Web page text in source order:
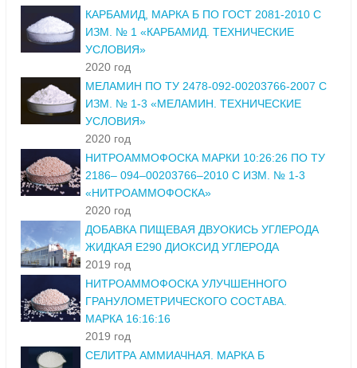
КАРБАМИД, МАРКА Б ПО ГОСТ 2081-2010 С
ИЗМ. № 1 «КАРБАМИД. ТЕХНИЧЕСКИЕ
УСЛОВИЯ»
2020 год
МЕЛАМИН ПО ТУ 2478-092-00203766-2007 С
ИЗМ. № 1-3 «МЕЛАМИН. ТЕХНИЧЕСКИЕ
УСЛОВИЯ»
2020 год
НИТРОАММОФОСКА МАРКИ 10:26:26 ПО ТУ
2186– 094–00203766–2010 С ИЗМ. № 1-3
«НИТРОАММОФОСКА»
2020 год
ДОБАВКА ПИЩЕВАЯ ДВУОКИСЬ УГЛЕРОДА
ЖИДКАЯ Е290 ДИОКСИД УГЛЕРОДА
2019 год
НИТРОАММОФОСКА УЛУЧШЕННОГО
ГРАНУЛОМЕТРИЧЕСКОГО СОСТАВА.
МАРКА 16:16:16
2019 год
СЕЛИТРА АММИАЧНАЯ. МАРКА Б